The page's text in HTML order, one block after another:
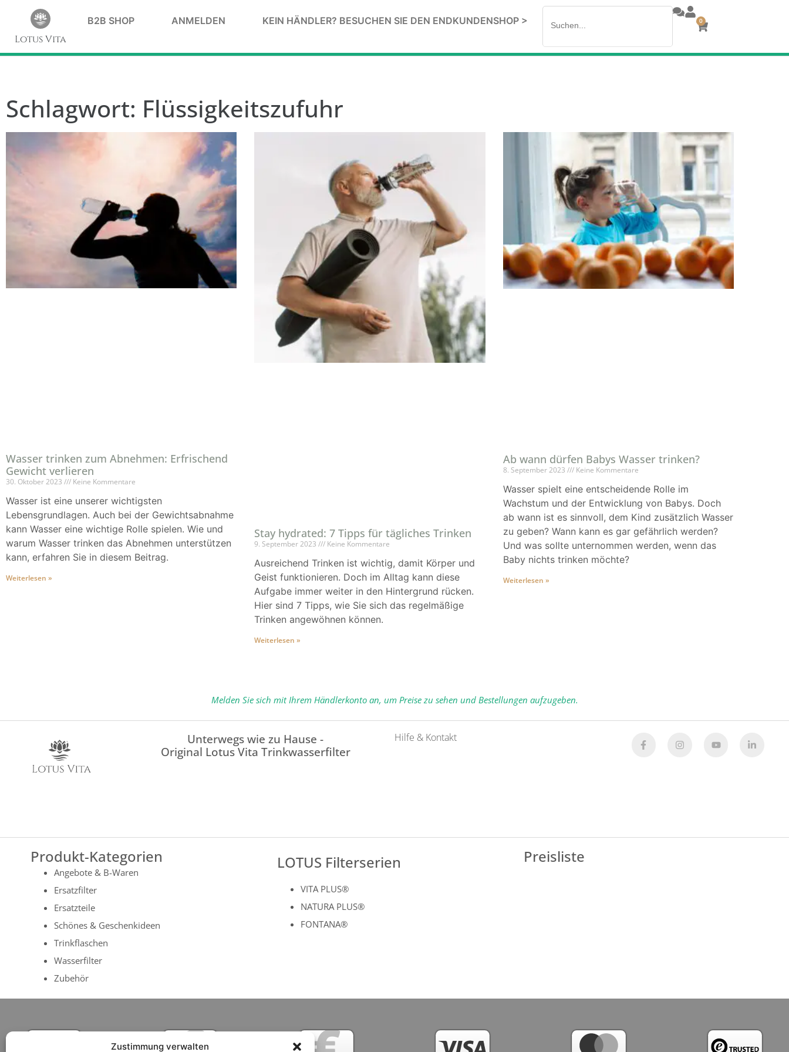
Zustimmung verwalten
Lotus Vita
B2B SHOP ANMELDEN KEIN HÄNDLER? BESUCHEN SIE DEN ENDKUNDENSHOP >
for:
0
Schlagwort: Flüssigkeitszufuhr
Wasser trinken zum Abnehmen: Erfrischend
Gewicht verlieren
30. Oktober 2023 Keine Kommentare
Wasser ist eine unserer wichtigsten
Lebensgrundlagen. Auch bei der Gewichtsabnahme
kann Wasser eine wichtige Rolle spielen. Wie und
warum Wasser trinken das Abnehmen unterstützen
kann, erfahren Sie in diesem Beitrag.
Weiterlesen »
Stay hydrated: 7 Tipps für tägliches Trinken
9. September 2023 Keine Kommentare
Ausreichend Trinken ist wichtig, damit Körper und
Geist funktionieren. Doch im Alltag kann diese
Aufgabe immer weiter in den Hintergrund rücken.
Hier sind 7 Tipps, wie Sie sich das regelmäßige
Trinken angewöhnen können.
Weiterlesen »
Ab wann dürfen Babys Wasser trinken?
8. September 2023 Keine Kommentare
Wasser spielt eine entscheidende Rolle im
Wachstum und der Entwicklung von Babys. Doch
ab wann ist es sinnvoll, dem Kind zusätzlich Wasser
zu geben? Wann kann es gar gefährlich werden?
Und was sollte unternommen werden, wenn das
Baby nichts trinken möchte?
Weiterlesen »
Melden Sie sich mit Ihrem Händlerkonto an, um Preise zu sehen und Bestellungen aufzugeben.
Unterwegs wie zu Hause -
Original Lotus Vita Trinkwasserfilter
Hilfe & Kontakt
Produkt-Kategorien
Angebote & B-Waren
Ersatzfilter
Ersatzteile
Schönes & Geschenkideen
Trinkflaschen
Wasserfilter
Zubehör
LOTUS Filterserien
VITA PLUS®
NATURA PLUS®
FONTANA®
Preisliste